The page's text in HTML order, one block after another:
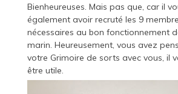
Bienheureuses. Mais pas que, car il
également avoir recruté les 9
nécessaires au bon fonctionnement
marin. Heureusement, vous avez
votre Grimoire de sorts avec vous, il
être utile.